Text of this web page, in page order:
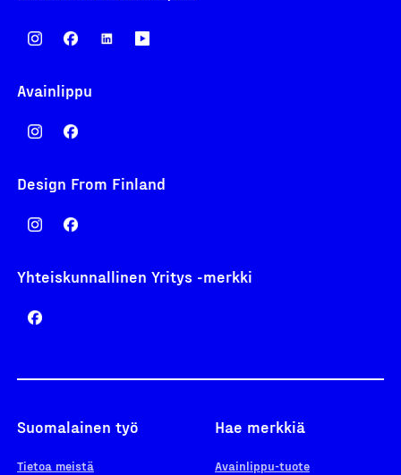
Avainlippu
Design From Finland
Yhteiskunnallinen Yritys -merkki
Suomalainen työ
Tietoa meistä
Hae merkkiä
Avainlippu-tuote